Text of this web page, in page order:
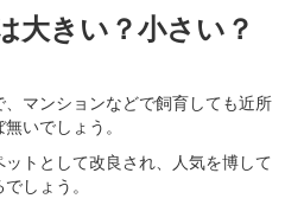
大きい？小さい？
マンションなどで飼育しても近所
いでしょう。
トとして改良され、人気を博して
しょう。